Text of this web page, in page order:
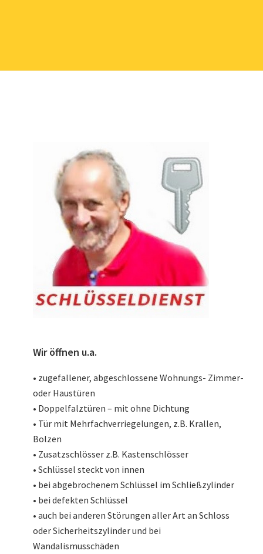
Seitenspalte
Wir öffnen u.a.
• zugefallener, abgeschlossene Wohnungs- Zimmer-
oder Haustüren
• Doppelfalztüren – mit ohne Dichtung
• Tür mit Mehrfachverriegelungen, z.B. Krallen,
Bolzen
• Zusatzschlösser z.B. Kastenschlösser
• Schlüssel steckt von innen
• bei abgebrochenem Schlüssel im Schließzylinder
• bei defekten Schlüssel
• auch bei anderen Störungen aller Art an Schloss
oder Sicherheitszylinder und bei
Wandalismusschäden